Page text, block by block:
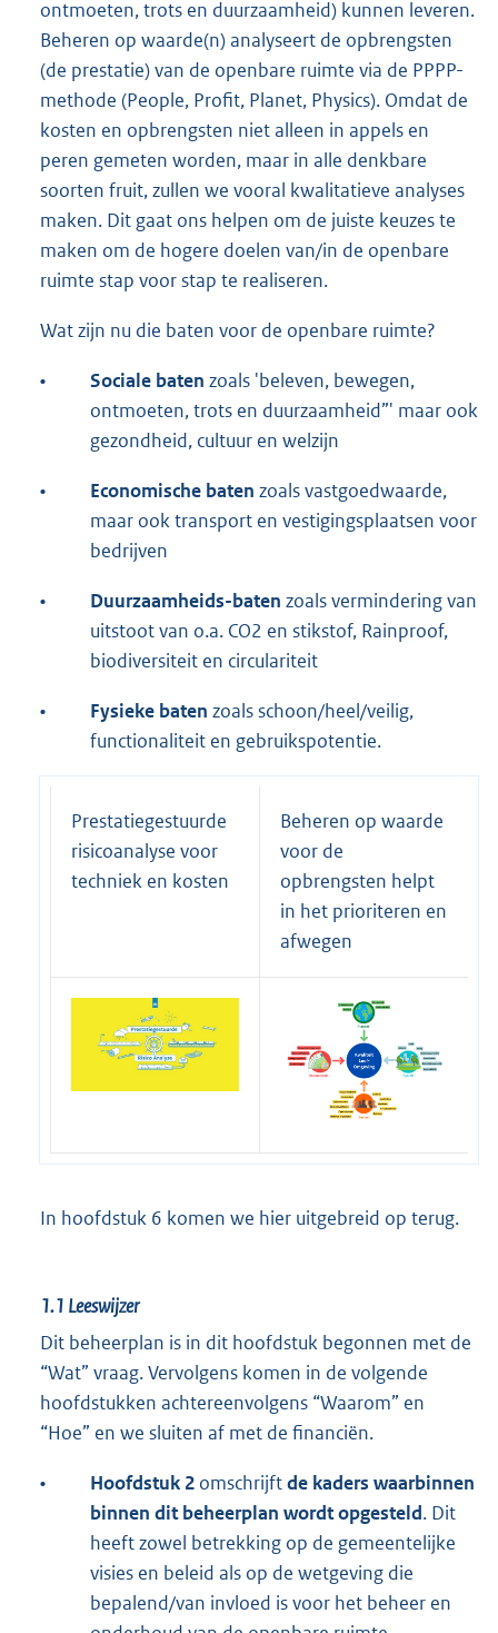
ontmoeten, trots en duurzaamheid) kunnen leveren.
Beheren op waarde(n) analyseert de opbrengsten
(de prestatie) van de openbare ruimte via de PPPP-
methode (People, Profit, Planet, Physics). Omdat de
kosten en opbrengsten niet alleen in appels en
peren gemeten worden, maar in alle denkbare
soorten fruit, zullen we vooral kwalitatieve analyses
maken. Dit gaat ons helpen om de juiste keuzes te
maken om de hogere doelen van/in de openbare
ruimte stap voor stap te realiseren.
Wat zijn nu die baten voor de openbare ruimte?
• Sociale baten zoals 'beleven, bewegen,
ontmoeten, trots en duurzaamheid”' maar ook
gezondheid, cultuur en welzijn
• Economische baten zoals vastgoedwaarde,
maar ook transport en vestigingsplaatsen voor
bedrijven
• Duurzaamheids-baten zoals vermindering van
uitstoot van o.a. CO2 en stikstof, Rainproof,
biodiversiteit en circulariteit
• Fysieke baten zoals schoon/heel/veilig,
functionaliteit en gebruikspotentie.
Prestatiegestuurde
risicoanalyse voor
techniek en kosten
Beheren op waarde
voor de
opbrengsten helpt
in het prioriteren en
afwegen
In hoofdstuk 6 komen we hier uitgebreid op terug.
1.1 Leeswijzer
Dit beheerplan is in dit hoofdstuk begonnen met de
“Wat” vraag. Vervolgens komen in de volgende
hoofdstukken achtereenvolgens “Waarom” en
“Hoe” en we sluiten af met de financiën.
• Hoofdstuk 2 omschrijftde kaders waarbinnen
binnen dit beheerplan wordt opgesteld. Dit
heeft zowel betrekking op de gemeentelijke
visies en beleid als op de wetgeving die
bepalend/van invloed is voor het beheer en